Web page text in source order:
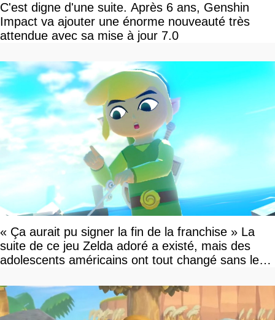
C'est digne d'une suite. Après 6 ans, Genshin
Impact va ajouter une énorme nouveauté très
attendue avec sa mise à jour 7.0
« Ça aurait pu signer la fin de la franchise » La
suite de ce jeu Zelda adoré a existé, mais des
adolescents américains ont tout changé sans le